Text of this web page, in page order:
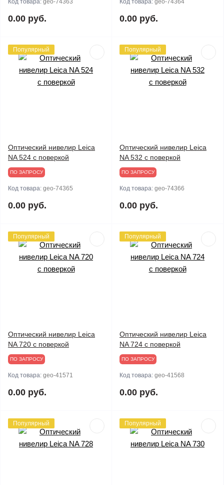
Код товара: geo-74363
0.00 руб.
Код товара: geo-74364
0.00 руб.
Популярный
Оптический нивелир Leica
NA 524 с поверкой
ПО ЗАПРОСУ
Код товара: geo-74365
0.00 руб.
Популярный
Оптический нивелир Leica
NA 532 с поверкой
ПО ЗАПРОСУ
Код товара: geo-74366
0.00 руб.
Популярный
Оптический нивелир Leica
NA 720 с поверкой
ПО ЗАПРОСУ
Код товара: geo-41571
0.00 руб.
Популярный
Оптический нивелир Leica
NA 724 с поверкой
ПО ЗАПРОСУ
Код товара: geo-41568
0.00 руб.
Популярный Популярный